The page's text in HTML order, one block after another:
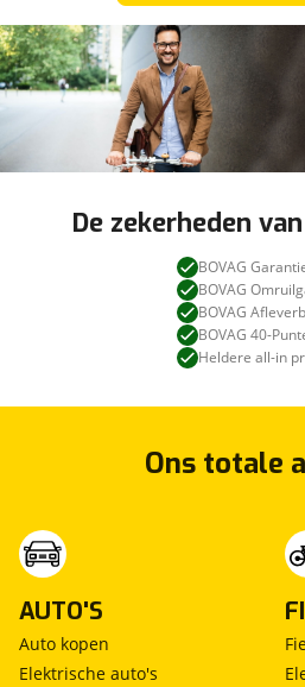
De zekerheden
BOVAG
BOVAG
BOVAG
BOVAG 40-
Heldere all-in
Ons totale
AUTO'S
Auto kopen
Elektrische auto's